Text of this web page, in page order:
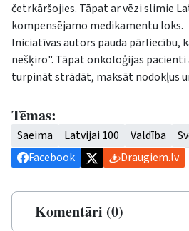
četrkāršojies. Tāpat ar vēzi slimie
kompensējamo medikamentu loks.
Iniciatīvas autors pauda pārliecību,
nešķiro". Tāpat onkoloģijas
turpināt strādāt, maksāt nodokļus
Tēmas:
Saeima Latvijai 100 Valdība
Facebook
Draugiem.lv
Komentāri (0)